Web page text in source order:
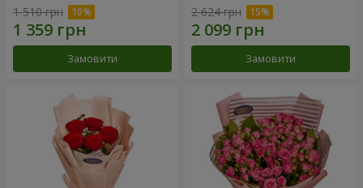
1 510 грн
Замовити
2 624 грн
Замовити